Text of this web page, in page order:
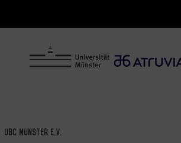
UBC Münster e.V.